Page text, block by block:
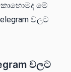
මේ
වලට
වලට